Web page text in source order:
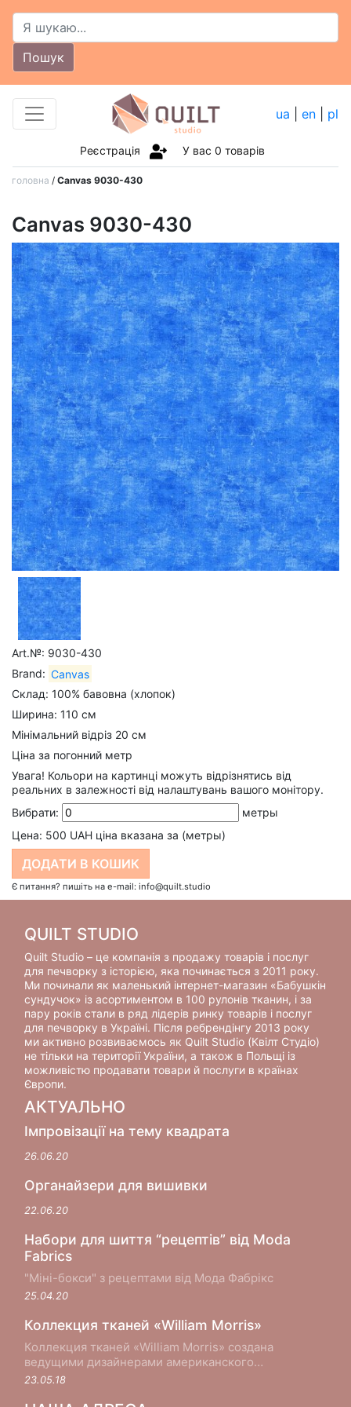
Пошук
ua en pl
Реєстрація У вас 0 товарів
головна / Canvas 9030-430
Canvas 9030-430
Art.№: 9030-430
Brand: Canvas
Склад: 100% бавовна (хлопок)
Ширина: 110 см
Мінімальний відріз 20 см
Ціна за погонний метр
Увага! Кольори на картинці можуть відрізнятись від
реальних в залежності від налаштувань вашого монітору.
Вибрати:
метры
Цена: 500 UAH ціна вказана за (метры)
Є питання? пишіть на e-mail: info@quilt.studio
QUILT STUDIO
Quilt Studio – це компанія з продажу товарів і послуг
для печворку з історією, яка починається з 2011 року.
Ми починали як маленький інтернет-магазин «Бабушкін
сундучок» із асортиментом в 100 рулонів тканин, і за
пару років стали в ряд лідерів ринку товарів і послуг
для печворку в Україні. Після ребрендінгу 2013 року
ми активно розвиваємось як Quilt Studio (Квілт Студіо)
не тільки на території України, а також в Польщі із
можливістю продавати товари й послуги в країнах
Європи.
АКТУАЛЬНО
Імпровізації на тему квадрата
26.06.20
Органайзери для вишивки
22.06.20
Набори для шиття “рецептів” від Moda
Fabrics
"Міні-бокси" з рецептами від Мода Фабрікс
25.04.20
Коллекция тканей «William Morris»
Коллекция тканей «William Morris» создана
ведущими дизайнерами американского
производителя хлопковых тканей Moda Fabrics в
23.05.18